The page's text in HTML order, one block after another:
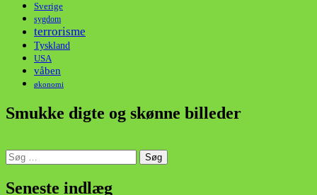
Sverige
sygdom
terrorisme
Tyskland
USA
våben
økonomi
Smukke digte og skønne billeder
Søg
efter:
Seneste indlæg